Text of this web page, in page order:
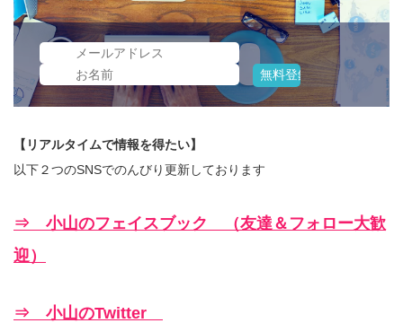
【リアルタイムで情報を得たい】
以下２つのSNSでのんびり更新しております
⇒ 小山のフェイスブック （友達＆フォロー大歓
迎）
⇒ 小山のTwitter